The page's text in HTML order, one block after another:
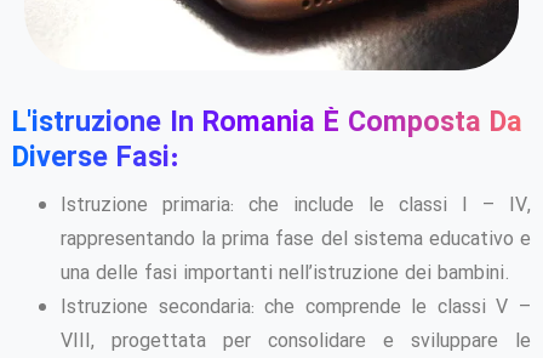
L'istruzione In Romania È Composta Da
Diverse Fasi:
Istruzione primaria: che include le classi I – IV,
rappresentando la prima fase del sistema educativo e
una delle fasi importanti nell’istruzione dei bambini.
Istruzione secondaria: che comprende le classi V –
VIII, progettata per consolidare e sviluppare le